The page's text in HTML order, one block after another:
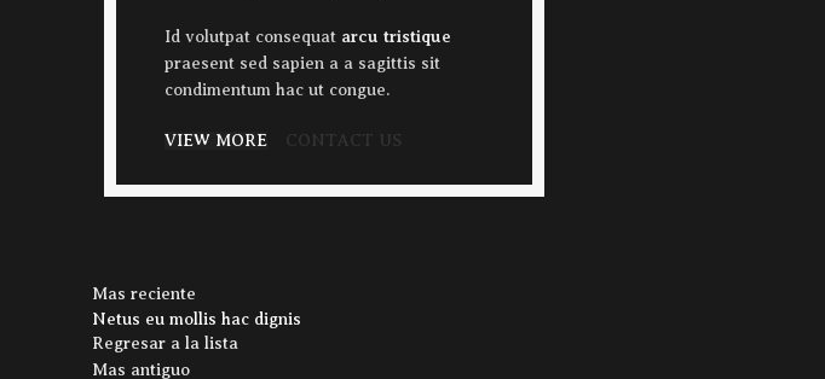
Id volutpat consequat arcu tristique
praesent sed sapien a a sagittis sit
condimentum hac ut congue.
VIEW MORE CONTACT US
Mas reciente
Netus eu mollis hac dignis
Regresar a la lista
Mas antiguo